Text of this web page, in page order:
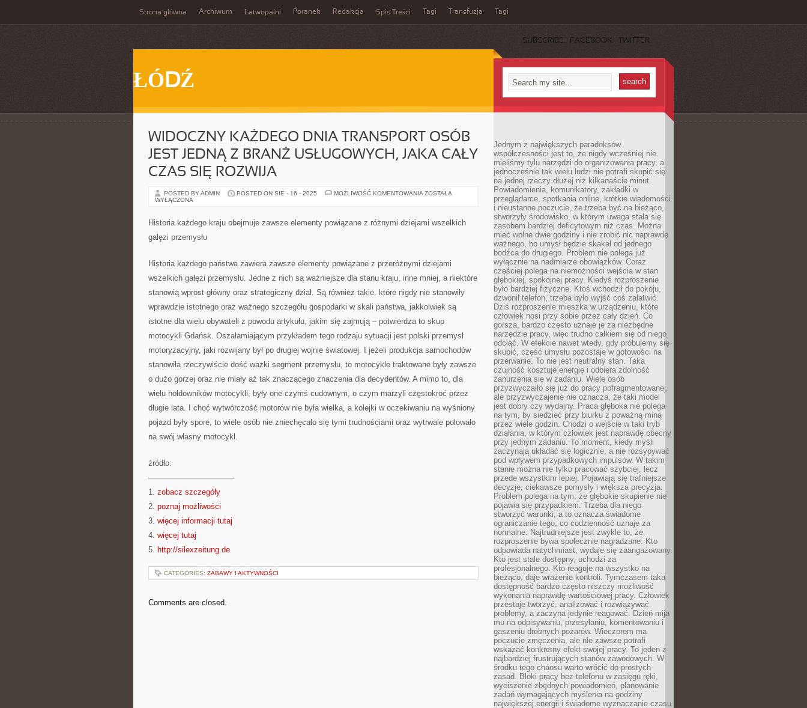
Strona główna Archiwum Łatwopalni Poranek Redakcja Spis Treści Tagi Transfuzja Tagi
SUBSCRIBE FACEBOOK TWITTER
ŁÓDŹ
WIDOCZNY KAŻDEGO DNIA TRANSPORT OSÓB
JEST JEDNĄ Z BRANŻ USŁUGOWYCH, JAKA CAŁY
CZAS SIĘ ROZWIJA
POSTED BY ADMIN POSTED ON SIE - 16 - 2025 MOŻLIWOŚĆ KOMENTOWANIA WIDOCZNY
OSÓB
JEST
CAŁY
SIĘ
ZOSTAŁA
WYŁĄCZONA
Historia każdego kraju obejmuje zawsze elementy powiązane z różnymi dziejami wszelkich
gałęzi przemysłu
Historia każdego państwa zawiera zawsze elementy powiązane z przeróżnymi dziejami
wszelkich gałęzi przemysłu. Jedne z nich są ważniejsze dla stanu kraju, inne mniej, a niektóre
stanowią wprost główny oraz strategiczny dział. Są również takie, które nigdy nie stanowiły
wprawdzie istotnego oraz ważnego szczegółu gospodarki w skali państwa, jakkolwiek są
istotne dla wielu obywateli z powodu artykułu, jakim się zajmują – potwierdza to skup
motocykli Gdańsk. Oszałamiającym przykładem tego rodzaju sytuacji jest polski przemysł
motoryzacyjny, jaki rozwijany był po drugiej wojnie światowej. I jeżeli produkcja samochodów
stanowiła rzeczywiście dość ważki segment przemysłu, to motocykle traktowane były zawsze
o dużo gorzej oraz nie miały aż tak znaczącego znaczenia dla decydentów. A mimo to, dla
wielu hołdowników motocykli, były one czymś cudownym, o czym marzyli częstokroć przez
długie lata. I choć wytwórczość motorów nie była wielka, a kolejki w oczekiwaniu na wyśniony
pojazd były spore, to wiele osób nie zniechęcało się tymi trudnościami oraz wytrwale polowało
na swój własny motocykl.
źródło:
———————————
1. zobacz szczegóły
2. poznaj możliwości
3. więcej informacji tutaj
4. więcej tutaj
5. http://silexzeitung.de
CATEGORIES: ZABAWY I AKTYWNOŚCI
Comments are closed.
Jednym z największych paradoksów
współczesności jest to, że nigdy wcześniej nie
mieliśmy tylu narzędzi do organizowania pracy, a
jednocześnie tak wielu ludzi nie potrafi skupić się
na jednej rzeczy dłużej niż kilkanaście minut.
Powiadomienia, komunikatory, zakładki w
przeglądarce, spotkania online, krótkie wiadomości
i nieustanne poczucie, że trzeba być na bieżąco,
stworzyły środowisko, w którym uwaga stała się
zasobem bardziej deficytowym niż czas. Można
mieć wolne dwie godziny i nie zrobić nic naprawdę
ważnego, bo umysł będzie skakał od jednego
bodźca do drugiego. Problem nie polega już
wyłącznie na nadmiarze obowiązków. Coraz
częściej polega na niemożności wejścia w stan
głębokiej, spokojnej pracy. Kiedyś rozproszenie
było bardziej fizyczne. Ktoś wchodził do pokoju,
dzwonił telefon, trzeba było wyjść coś załatwić.
Dziś rozproszenie mieszka w urządzeniu, które
człowiek nosi przy sobie przez cały dzień. Co
gorsza, bardzo często uznaje je za niezbędne
narzędzie pracy, więc trudno całkiem się od niego
odciąć. W efekcie nawet wtedy, gdy próbujemy się
skupić, część umysłu pozostaje w gotowości na
przerwanie. To nie jest neutralny stan. Taka
czujność kosztuje energię i odbiera zdolność
zanurzenia się w zadaniu. Wiele osób
przyzwyczaiło się już do pracy pofragmentowanej,
ale przyzwyczajenie nie oznacza, że taki model
jest dobry czy wydajny. Praca głęboka nie polega
na tym, by siedzieć przy biurku z poważną miną
przez wiele godzin. Chodzi o wejście w taki tryb
działania, w którym człowiek jest naprawdę obecny
przy jednym zadaniu. To moment, kiedy myśli
zaczynają układać się logicznie, a nie rozsypywać
pod wpływem przypadkowych impulsów. W takim
stanie można nie tylko pracować szybciej, lecz
przede wszystkim lepiej. Pojawiają się trafniejsze
decyzje, ciekawsze pomysły i większa precyzja.
Problem polega na tym, że głębokie skupienie nie
pojawia się przypadkiem. Trzeba dla niego
stworzyć warunki, a to oznacza świadome
ograniczanie tego, co codzienność uznaje za
normalne. Najtrudniejsze jest zwykle to, że
rozproszenie bywa społecznie nagradzane. Kto
odpowiada natychmiast, wydaje się zaangażowany.
Kto jest stale dostępny, uchodzi za
profesjonalnego. Kto reaguje na wszystko na
bieżąco, daje wrażenie kontroli. Tymczasem taka
dostępność bardzo często niszczy możliwość
wykonania naprawdę wartościowej pracy. Człowiek
przestaje tworzyć, analizować i rozwiązywać
problemy, a zaczyna jedynie reagować. Dzień mija
mu na odpisywaniu, przesyłaniu, komentowaniu i
gaszeniu drobnych pożarów. Wieczorem ma
poczucie zmęczenia, ale nie zawsze potrafi
wskazać konkretny efekt swojej pracy. To jeden z
najbardziej frustrujących stanów zawodowych. W
środku tego chaosu warto wrócić do prostych
zasad. Bloki pracy bez telefonu w zasięgu ręki,
wyciszenie zbędnych powiadomień, planowanie
zadań wymagających myślenia na godziny
największej energii i świadome wyznaczanie czasu